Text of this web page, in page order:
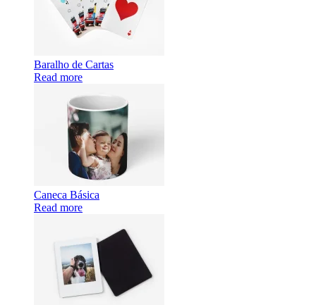
Baralho de Cartas
Read more
Caneca Básica
Read more